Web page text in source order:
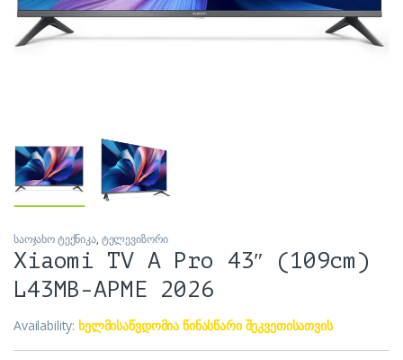
საოჯახო ტექნიკა, ტელევიზორი
Xiaomi TV A Pro 43″ (109cm)
L43MB-APME 2026
Availability:ხელმისაწვდომია წინასწარი შეკვეთისათვის